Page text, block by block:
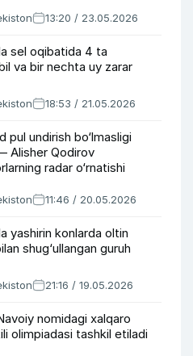
13:20 / 23.05.2026
sel oqibatida 4 ta
va bir nechta uy zarar
18:53 / 21.05.2026
pul undirish bo‘lmasligi
Alisher Qodirov
radar o‘rnatishi
11:46 / 20.05.2026
yashirin konlarda oltin
shug‘ullangan guruh
21:16 / 19.05.2026
nomidagi xalqaro
olimpiadasi tashkil etiladi